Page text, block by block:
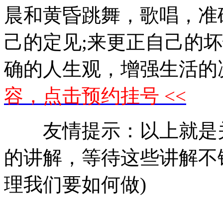
晨和黄昏跳舞，歌唱，
己的定见;来更正自己的
确的人生观，增强生活
容，点击预约挂号 <<
友情提示：以上就是
的讲解，等待这些讲解
理我们要如何做)